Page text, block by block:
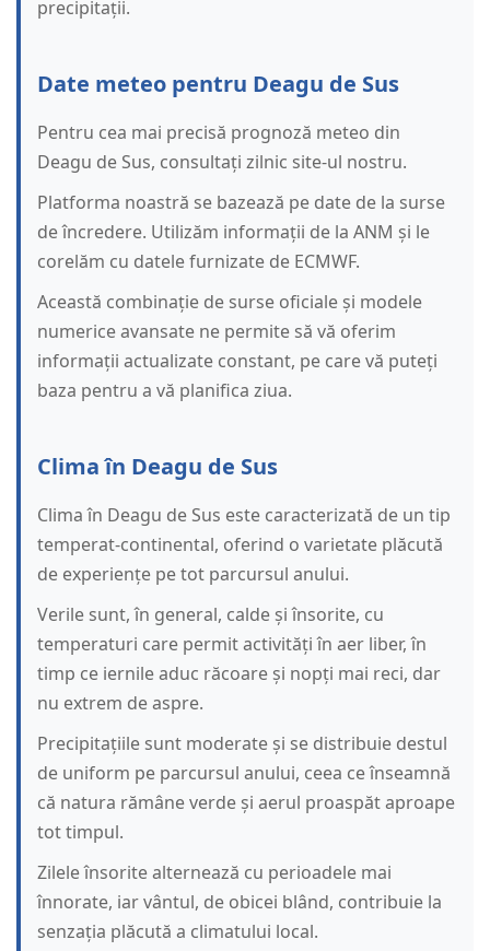
precipitații.
Date meteo pentru Deagu de Sus
Pentru cea mai precisă prognoză meteo din
Deagu de Sus, consultați zilnic site-ul nostru.
Platforma noastră se bazează pe date de la surse
de încredere. Utilizăm informații de la ANM și le
corelăm cu datele furnizate de ECMWF.
Această combinație de surse oficiale și modele
numerice avansate ne permite să vă oferim
informații actualizate constant, pe care vă puteți
baza pentru a vă planifica ziua.
Clima în Deagu de Sus
Clima în Deagu de Sus este caracterizată de un tip
temperat-continental, oferind o varietate plăcută
de experiențe pe tot parcursul anului.
Verile sunt, în general, calde și însorite, cu
temperaturi care permit activități în aer liber, în
timp ce iernile aduc răcoare și nopți mai reci, dar
nu extrem de aspre.
Precipitațiile sunt moderate și se distribuie destul
de uniform pe parcursul anului, ceea ce înseamnă
că natura rămâne verde și aerul proaspăt aproape
tot timpul.
Zilele însorite alternează cu perioadele mai
înnorate, iar vântul, de obicei blând, contribuie la
senzația plăcută a climatului local.